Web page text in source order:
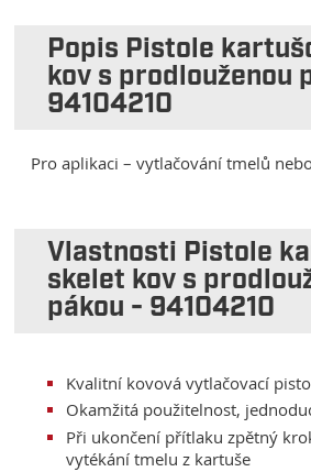
Popis Pistole
kov s prodlouženou
94104210
Pro aplikaci – vytlačování tmelů
Vlastnosti Pistole
skelet kov s
pákou - 94104210
Kvalitní kovová vytlačovací
Okamžitá použitelnost,
Při ukončení přítlaku zpětný
vytékání tmelu z kartuše